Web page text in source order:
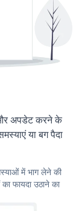
अपडेट करने के
या बग पैदा
में भाग लेने की
फायदा उठाने का